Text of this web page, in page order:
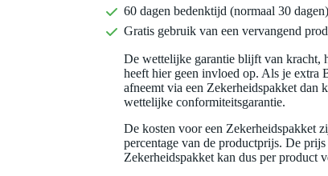
60 dagen bedenktijd (normaal 30 dagen)
Gratis gebruik van een vervangend
De wettelijke garantie blijft van kracht,
heeft hier geen invloed op. Als je extra
afneemt via een Zekerheidspakket dan
wettelijke conformiteitsgarantie.
De kosten voor een Zekerheidspakket
percentage van de productprijs. De prijs
Zekerheidspakket kan dus per product